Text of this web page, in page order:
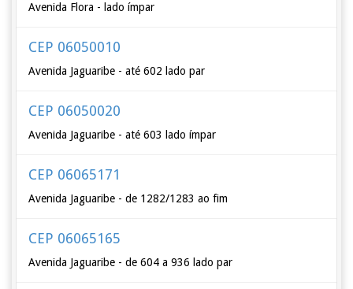
Avenida Flora - lado ímpar
CEP 06050010
Avenida Jaguaribe - até 602 lado par
CEP 06050020
Avenida Jaguaribe - até 603 lado ímpar
CEP 06065171
Avenida Jaguaribe - de 1282/1283 ao fim
CEP 06065165
Avenida Jaguaribe - de 604 a 936 lado par